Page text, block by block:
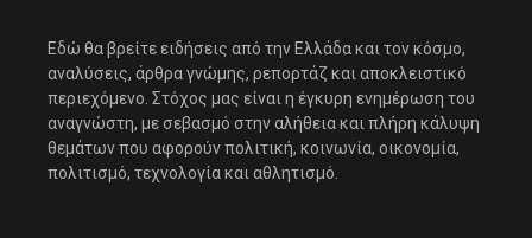
Εδώ θα βρείτε ειδήσεις από την Ελλάδα και τον κόσμο,
αναλύσεις, άρθρα γνώμης, ρεπορτάζ και αποκλειστικό
περιεχόμενο. Στόχος μας είναι η έγκυρη ενημέρωση του
αναγνώστη, με σεβασμό στην αλήθεια και πλήρη κάλυψη
θεμάτων που αφορούν πολιτική, κοινωνία, οικονομία,
πολιτισμό, τεχνολογία και αθλητισμό.